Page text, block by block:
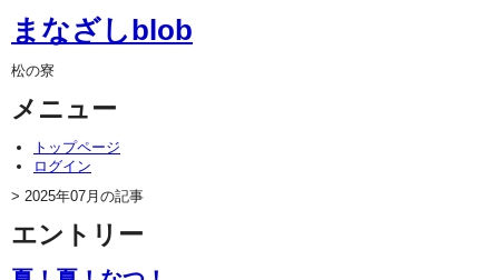
まなざしblob
松の寮
メニュー
トップページ
ログイン
> 2025年07月の記事
エントリー